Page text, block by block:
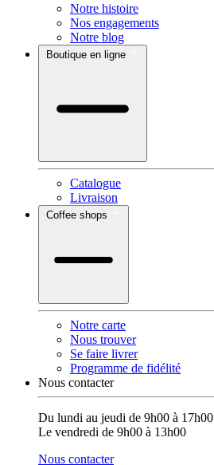
Notre histoire
Nos engagements
Notre blog
Boutique en ligne
Catalogue
Livraison
Coffee shops
Notre carte
Nous trouver
Se faire livrer
Programme de fidélité
Nous contacter
Du lundi au jeudi de 9h00 à 17h00
Le vendredi de 9h00 à 13h00
Nous contacter